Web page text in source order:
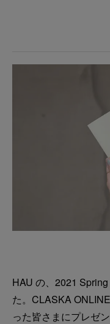
HAU の、2021
た。CLASKA
った皆さまにプレゼ